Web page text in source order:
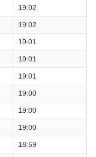
19:02
19:02
19:01
19:01
19:01
19:00
19:00
19:00
18:59